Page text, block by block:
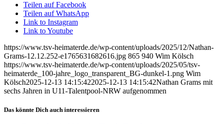
Teilen auf Facebook
Teilen auf WhatsApp
Link to Instagram
Link to Youtube
https://www.tsv-heimaterde.de/wp-content/uploads/2025/12/Nathan-
Grams-12.12.252-e1765631682616.jpg 865 940 Wim Kölsch
https://www.tsv-heimaterde.de/wp-content/uploads/2025/05/tsv-
heimaterde_100-jahre_logo_transparent_BG-dunkel-1.png Wim
Kölsch2025-12-13 14:15:422025-12-13 14:15:42Nathan Grams mit
sechs Jahren in U11-Talentpool-NRW aufgenommen
Das könnte Dich auch interessieren